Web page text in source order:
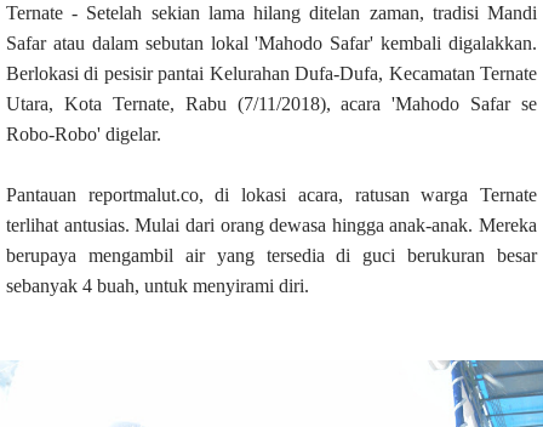
Ternate - Setelah sekian lama hilang ditelan zaman, tradisi Mandi
Safar atau dalam sebutan lokal 'Mahodo Safar' kembali digalakkan.
Berlokasi di pesisir pantai Kelurahan Dufa-Dufa, Kecamatan Ternate
Utara, Kota Ternate, Rabu (7/11/2018), acara 'Mahodo Safar se
Robo-Robo' digelar.
Pantauan reportmalut.co, di lokasi acara, ratusan warga Ternate
terlihat antusias. Mulai dari orang dewasa hingga anak-anak. Mereka
berupaya mengambil air yang tersedia di guci berukuran besar
sebanyak 4 buah, untuk menyirami diri.